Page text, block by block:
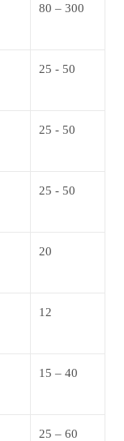
80 – 300
25 - 50
25 - 50
25 - 50
20
12
15 – 40
25 – 60